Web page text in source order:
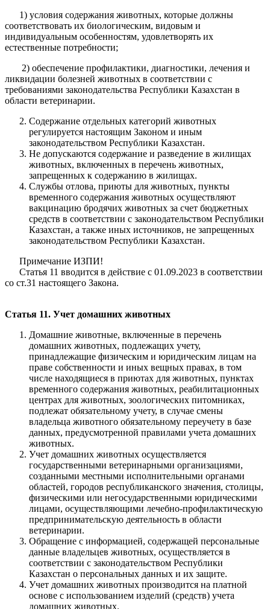
1) условия содержания животных, которые должны
соответствовать их биологическим, видовым и
индивидуальным особенностям, удовлетворять их
естественные потребности;
2) обеспечение профилактики, диагностики, лечения и
ликвидации болезней животных в соответствии с
требованиями законодательства Республики Казахстан в
области ветеринарии.
Содержание отдельных категорий животных
регулируется настоящим Законом и иным
законодательством Республики Казахстан.
Не допускаются содержание и разведение в жилищах
животных, включенных в перечень животных,
запрещенных к содержанию в жилищах.
Службы отлова, приюты для животных, пункты
временного содержания животных осуществляют
вакцинацию бродячих животных за счет бюджетных
средств в соответствии с законодательством Республики
Казахстан, а также иных источников, не запрещенных
законодательством Республики Казахстан.
Примечание ИЗПИ!
Статья 11 вводится в действие с 01.09.2023 в соответствии
со ст.31 настоящего Закона.
Статья 11. Учет домашних животных
Домашние животные, включенные в перечень
домашних животных, подлежащих учету,
принадлежащие физическим и юридическим лицам на
праве собственности и иных вещных правах, в том
числе находящиеся в приютах для животных, пунктах
временного содержания животных, реабилитационных
центрах для животных, зоологических питомниках,
подлежат обязательному учету, в случае смены
владельца животного обязательному переучету в базе
данных, предусмотренной правилами учета домашних
животных.
Учет домашних животных осуществляется
государственными ветеринарными организациями,
созданными местными исполнительными органами
областей, городов республиканского значения, столицы,
физическими или негосударственными юридическими
лицами, осуществляющими лечебно-профилактическую
предпринимательскую деятельность в области
ветеринарии.
Обращение с информацией, содержащей персональные
данные владельцев животных, осуществляется в
соответствии с законодательством Республики
Казахстан о персональных данных и их защите.
Учет домашних животных производится на платной
основе с использованием изделий (средств) учета
домашних животных.